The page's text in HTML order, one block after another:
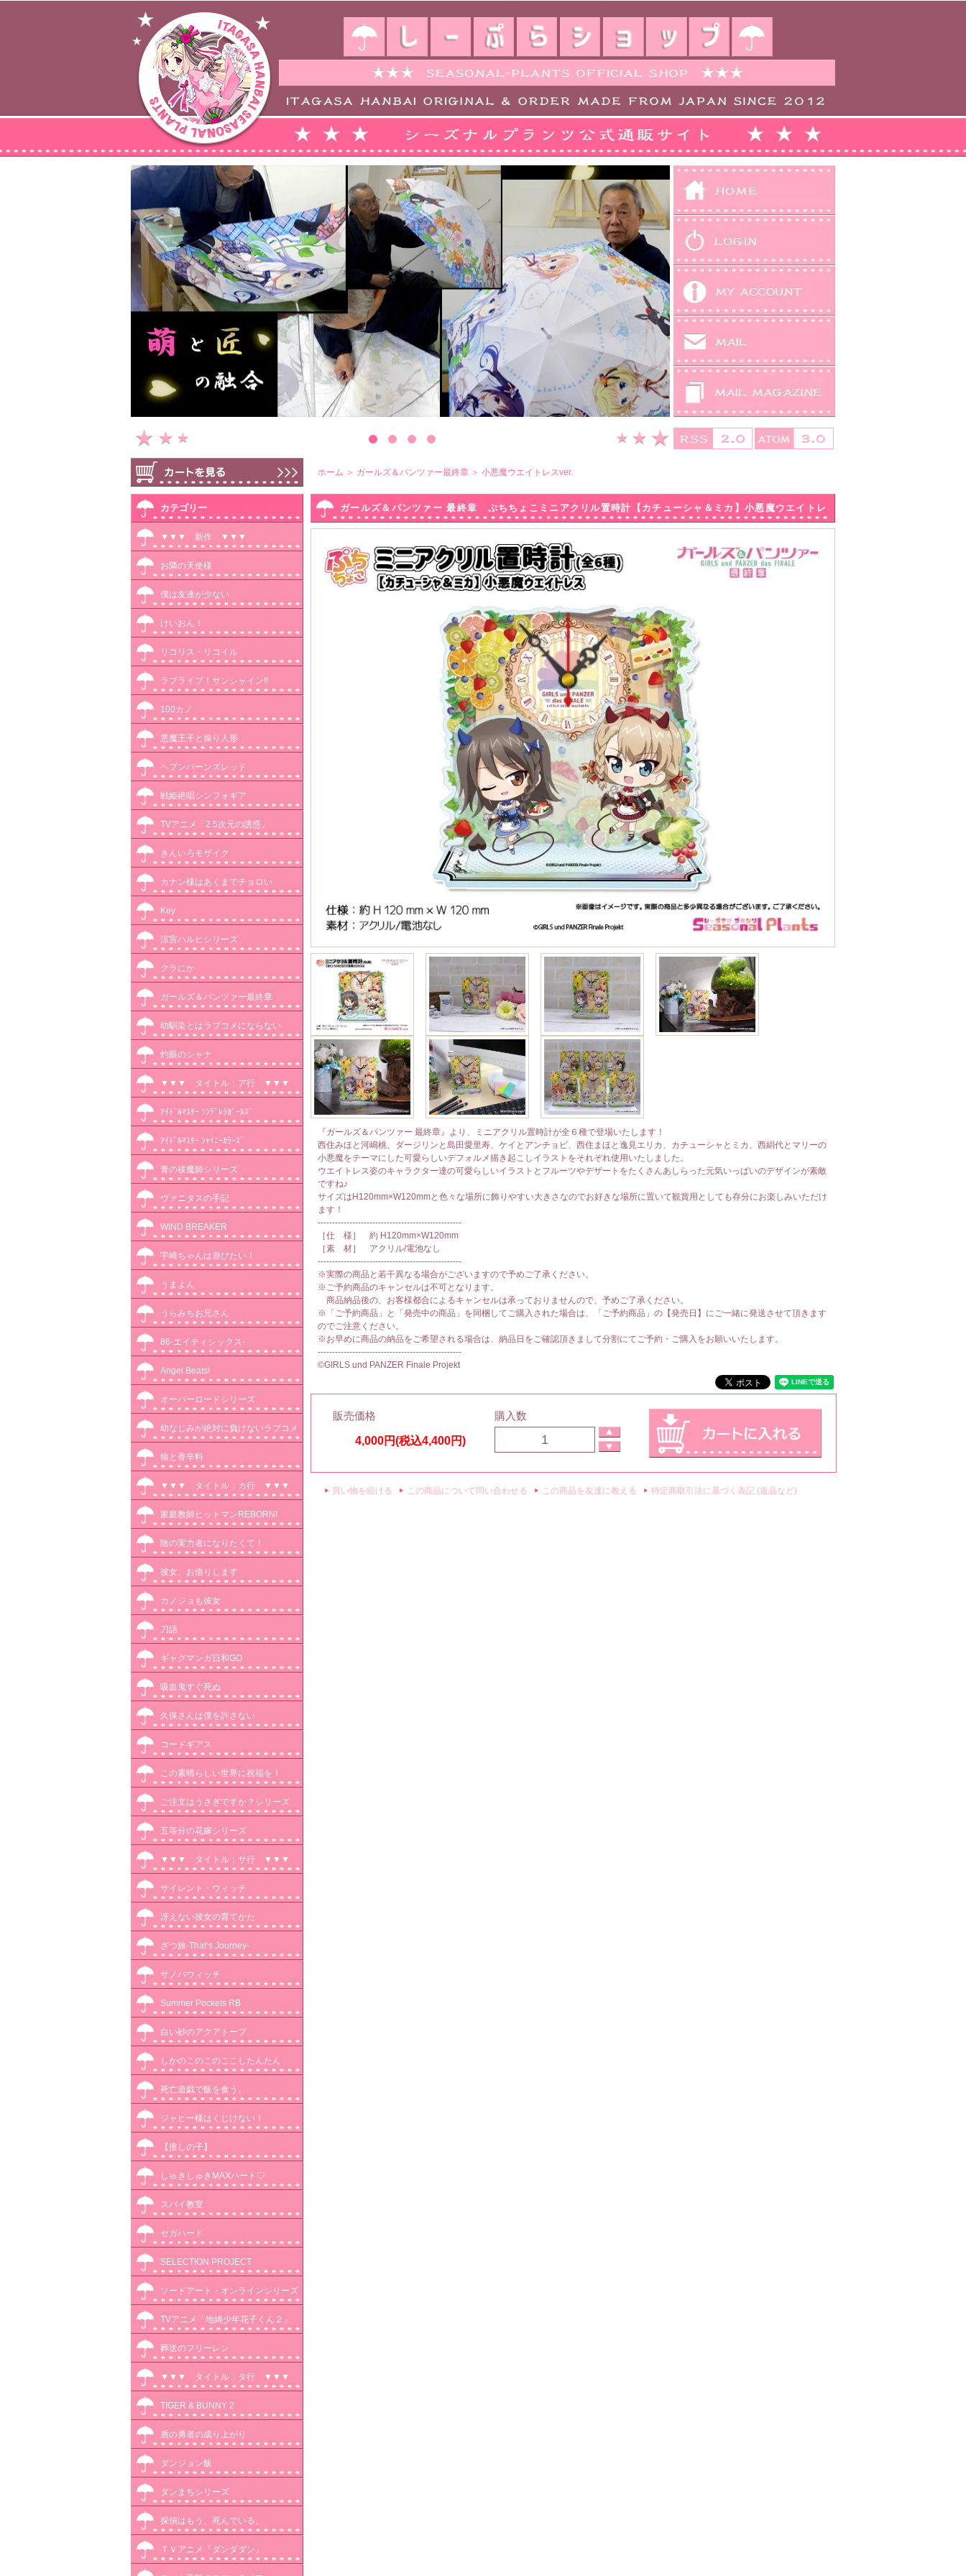
カテゴリー
▼▼▼ 新作 ▼▼▼
お隣の天使様
僕は友達が少ない
けいおん！
リコリス・リコイル
ラブライブ！サンシャイン!!
100カノ
悪魔王子と操り人形
ヘブンバーンズレッド
戦姫絶唱シンフォギア
TVアニメ「2.5次元の誘惑」
きんいろモザイク
カナン様はあくまでチョロい
Key
涼宮ハルヒシリーズ
クラにか
ガールズ＆パンツァー最終章
幼馴染とはラブコメにならない
灼眼のシャナ
▼▼▼ タイトル：ア行 ▼▼▼
ｱｲﾄﾞﾙﾏｽﾀｰ ｼﾝﾃﾞﾚﾗｶﾞｰﾙｽﾞ
ｱｲﾄﾞﾙﾏｽﾀｰ ｼｬｲﾆｰｶﾗｰｽﾞ
青の祓魔師シリーズ
ヴァニタスの手記
WIND BREAKER
宇崎ちゃんは遊びたい！
うまよん
うらみちお兄さん
86-エイティシックス-
Angel Beats!
オーバーロードシリーズ
幼なじみが絶対に負けないラブコメ
狼と香辛料
▼▼▼ タイトル：カ行 ▼▼▼
家庭教師ヒットマンREBORN!
陰の実力者になりたくて！
彼女、お借りします
カノジョも彼女
刀語
ギャグマンガ日和GO
吸血鬼すぐ死ぬ
久保さんは僕を許さない
コードギアス
この素晴らしい世界に祝福を！
ご注文はうさぎですか？シリーズ
五等分の花嫁シリーズ
▼▼▼ タイトル：サ行 ▼▼▼
サイレント・ウィッチ
冴えない彼女の育てかた
ざつ旅-That‘s Journey-
サノバウィッチ
Summer Pockets RB
白い砂のアクアトープ
しかのこのこのここしたんたん
死亡遊戯で飯を食う。
ジャヒー様はくじけない！
【推しの子】
しゅきしゅきMAXハート♡
スパイ教室
セガハード
SELECTION PROJECT
ソードアート・オンラインシリーズ
TVアニメ「地縛少年花子くん２」
葬送のフリーレン
▼▼▼ タイトル：タ行 ▼▼▼
TIGER & BUNNY 2
盾の勇者の成り上がり
ダンジョン飯
ダンまちシリーズ
探偵はもう、死んでいる。
ＴＶアニメ『ダンダダン』
ホーム ＞ ガールズ＆パンツァー最終章 ＞ 小悪魔ウエイトレスver.
ガールズ＆パンツァー 最終章 ぷちちょこミニアクリル置時計【カチューシャ＆ミカ】小悪魔ウエイトレ
『ガールズ＆パンツァー 最終章』より、ミニアクリル置時計が全６種で登場いたします！
西住みほと河嶋桃、ダージリンと島田愛里寿、ケイとアンチョビ、西住まほと逸見エリカ、カチューシャとミカ、西絹代とマリーの
小悪魔をテーマにした可愛らしいデフォルメ描き起こしイラストをそれぞれ使用いたしました。
ウエイトレス姿のキャラクター達の可愛らしいイラストとフルーツやデザートをたくさんあしらった元気いっぱいのデザインが素敵
ですね♪
サイズはH120mm×W120mmと色々な場所に飾りやすい大きさなのでお好きな場所に置いて観賞用としても存分にお楽しみいただけ
ます！
--------------------------------------------------
［仕 様］ 約 H120mm×W120mm
［素 材］ アクリル/電池なし
--------------------------------------------------
※実際の商品と若干異なる場合がございますので予めご了承ください。
※ご予約商品のキャンセルは不可となります。
商品納品後の、お客様都合によるキャンセルは承っておりませんので、予めご了承ください。
※「ご予約商品」と「発売中の商品」を同梱してご購入された場合は、「ご予約商品」の【発売日】にご一緒に発送させて頂きます
のでご注意ください。
※お早めに商品の納品をご希望される場合は、納品日をご確認頂きまして分割にてご予約・ご購入をお願いいたします。
--------------------------------------------------
©GIRLS und PANZER Finale Projekt
販売価格
4,000円(税込4,400円)
購入数
買い物を続ける この商品について問い合わせる この商品を友達に教える 特定商取引法に基づく表記 (返品など)